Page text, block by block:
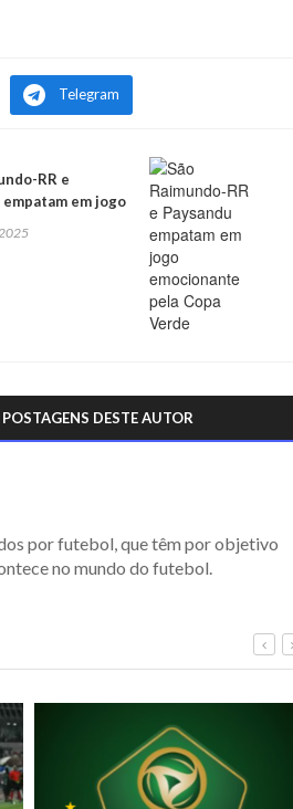
Telegram
RR e
empatam em jogo
POSTAGENS DESTE AUTOR
por futebol, que têm por objetivo
no mundo do futebol.